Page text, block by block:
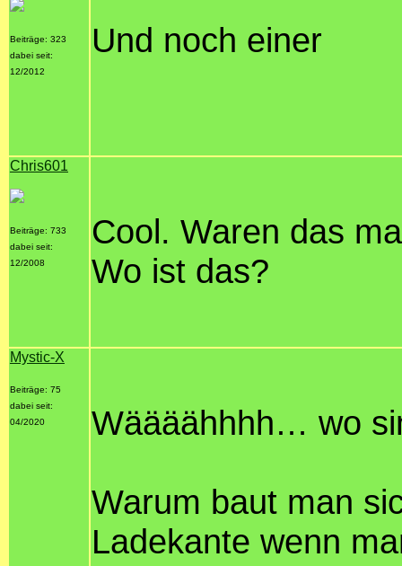
Beiträge: 323
dabei seit:
12/2012
Und noch einer
Chris601
Beiträge: 733
dabei seit:
12/2008
Cool. Waren das
Wo ist das?
Mystic-X
Beiträge: 75
dabei seit:
04/2020
Wäääähhhh… wo
Warum baut man
Ladekante wenn